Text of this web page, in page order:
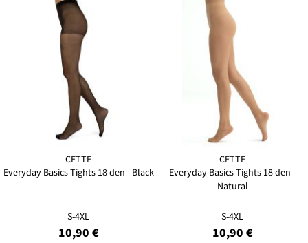
CETTE
Everyday Basics Tights 18 den - Black
S-4XL
10,90 €
CETTE
Everyday Basics Tights 18 den -
Natural
S-4XL
10,90 €